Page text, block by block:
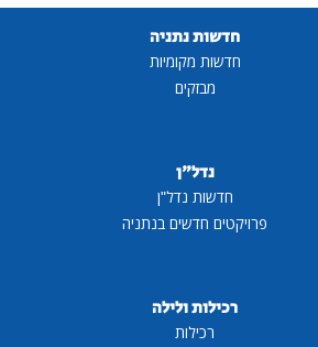
חדשות נתניה
חדשות מקומיות
מבזקים
נדל"ן
חדשות נדל"ן
פרויקטים חדשים בנתניה
רכילות ולילה
רכילות